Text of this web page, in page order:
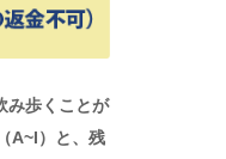
み歩くことが
A~I）と、残